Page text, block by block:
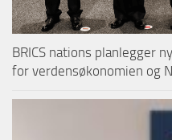
BRICS nations planlegger
for verdensøkonomien og